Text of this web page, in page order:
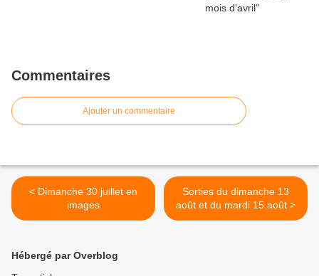
Commentaires
Ajouter un commentaire
< Dimanche 30 juillet en
images
Sorties du dimanche 13
août et du mardi 15 août >
Hébergé par Overblog